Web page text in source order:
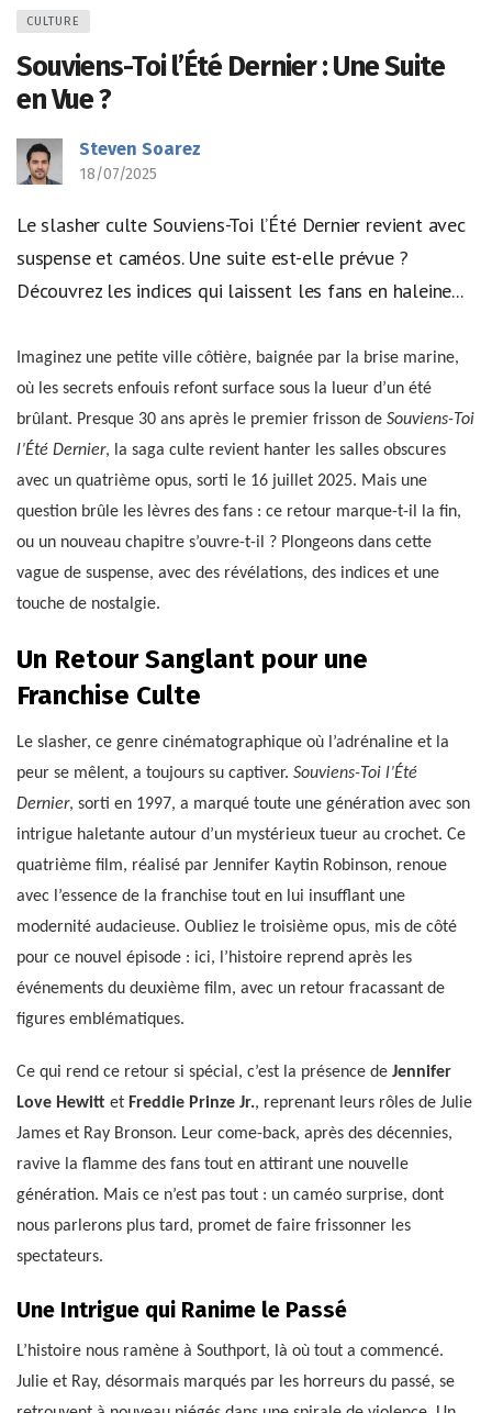
CULTURE
Souviens-Toi l’Été Dernier : Une Suite
en Vue ?
Steven Soarez
18/07/2025
Le slasher culte Souviens-Toi l’Été Dernier revient avec
suspense et caméos. Une suite est-elle prévue ?
Découvrez les indices qui laissent les fans en haleine...
Imaginez une petite ville côtière, baignée par la brise marine,
où les secrets enfouis refont surface sous la lueur d’un été
brûlant. Presque 30 ans après le premier frisson de Souviens-Toi
l’Été Dernier, la saga culte revient hanter les salles obscures
avec un quatrième opus, sorti le 16 juillet 2025. Mais une
question brûle les lèvres des fans : ce retour marque-t-il la fin,
ou un nouveau chapitre s’ouvre-t-il ? Plongeons dans cette
vague de suspense, avec des révélations, des indices et une
touche de nostalgie.
Un Retour Sanglant pour une
Franchise Culte
Le slasher, ce genre cinématographique où l’adrénaline et la
peur se mêlent, a toujours su captiver. Souviens-Toi l’Été
Dernier, sorti en 1997, a marqué toute une génération avec son
intrigue haletante autour d’un mystérieux tueur au crochet. Ce
quatrième film, réalisé par Jennifer Kaytin Robinson, renoue
avec l’essence de la franchise tout en lui insufflant une
modernité audacieuse. Oubliez le troisième opus, mis de côté
pour ce nouvel épisode : ici, l’histoire reprend après les
événements du deuxième film, avec un retour fracassant de
figures emblématiques.
Ce qui rend ce retour si spécial, c’est la présence de Jennifer
Love Hewitt et Freddie Prinze Jr., reprenant leurs rôles de Julie
James et Ray Bronson. Leur come-back, après des décennies,
ravive la flamme des fans tout en attirant une nouvelle
génération. Mais ce n’est pas tout : un caméo surprise, dont
nous parlerons plus tard, promet de faire frissonner les
spectateurs.
Une Intrigue qui Ranime le Passé
L’histoire nous ramène à Southport, là où tout a commencé.
Julie et Ray, désormais marqués par les horreurs du passé, se